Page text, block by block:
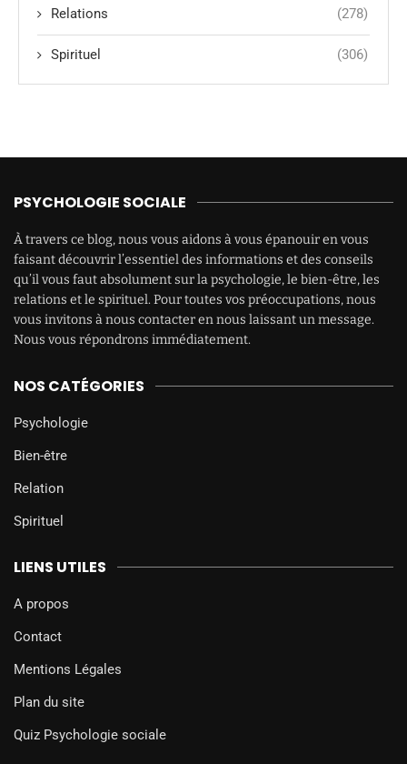
Relations (278)
Spirituel (306)
PSYCHOLOGIE SOCIALE
À travers ce blog, nous vous aidons à vous épanouir en vous
faisant découvrir l’essentiel des informations et des conseils
qu’il vous faut absolument sur la psychologie, le bien-être, les
relations et le spirituel. Pour toutes vos préoccupations, nous
vous invitons à nous contacter en nous laissant un message.
Nous vous répondrons immédiatement.
NOS CATÉGORIES
Psychologie
Bien-être
Relation
Spirituel
LIENS UTILES
A propos
Contact
Mentions Légales
Plan du site
Quiz Psychologie sociale